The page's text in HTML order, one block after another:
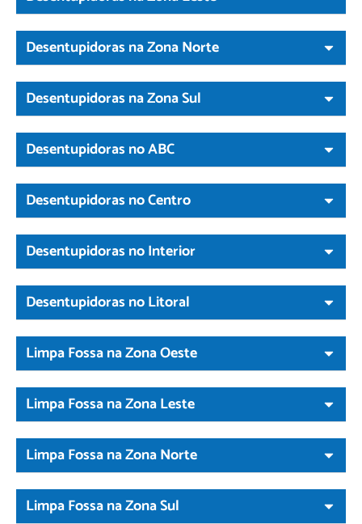
Desentupidoras na Zona Norte
Desentupidoras na Zona Sul
Desentupidoras no ABC
Desentupidoras no Centro
Desentupidoras no Interior
Desentupidoras no Litoral
Limpa Fossa na Zona Oeste
Limpa Fossa na Zona Leste
Limpa Fossa na Zona Norte
Limpa Fossa na Zona Sul